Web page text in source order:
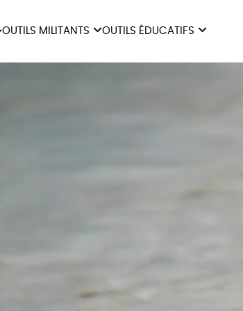
OUTILS MILITANTS OUTILS ÉDUCATIFS